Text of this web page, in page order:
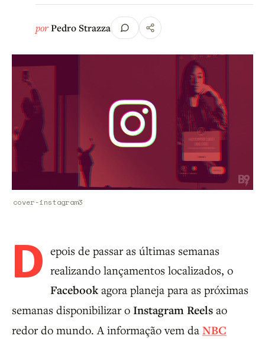
porPedro Strazza
cover-instagram3
D epois de passar as últimas semanas
realizando lançamentos localizados, o
Facebook agora planeja para as próximas
semanas disponibilizar o Instagram Reels ao
redor do mundo. A informação vem da NBC